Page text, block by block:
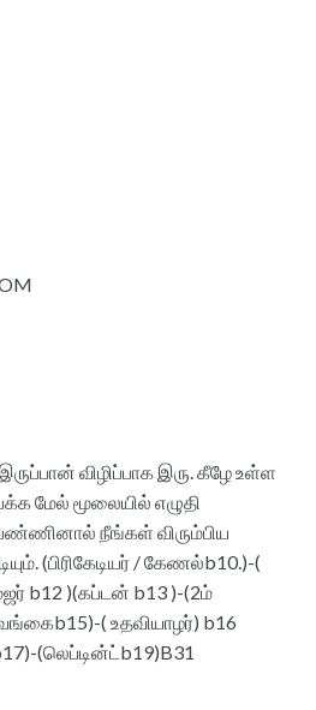
விழிப்பாக இரு. கீழே உள்ள
மேல் மூலையில் எழுதி
நீங்கள் விரும்பிய
(பிரிகேடியர் / கேணல்b10.)-(
b12 )(கப்டன் b13 )-(2ம்
( உதவியாழர்) b16
(லெப்டின்ட்b19)B31